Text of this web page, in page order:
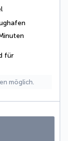
für
möglich.